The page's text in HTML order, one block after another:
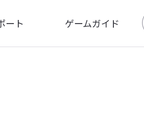
ート ゲームガイド
ゲーム特徴